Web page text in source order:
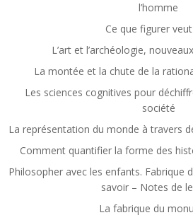
l’homme
Ce que figurer
L’art et l’archéologie,
La montée et la chute de la
Les sciences cognitives pour
société
La représentation du monde à travers
Comment quantifier la forme des
Philosopher avec les enfants. Fabrique
savoir – Notes de
La fabrique du